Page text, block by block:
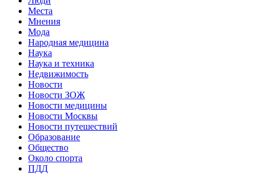
Места
Мнения
Мода
Народная медицина
Наука
Наука и техника
Недвижимость
Новости
Новости ЗОЖ
Новости медицины
Новости Москвы
Новости путешествий
Образование
Общество
Около спорта
ПДД